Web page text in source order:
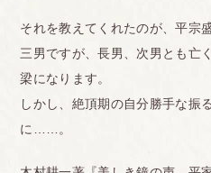
それを教えてくれたのが、平宗
三男ですが、長男、次男とも亡
梁になります。
しかし、絶頂期の自分勝手な振
に……。